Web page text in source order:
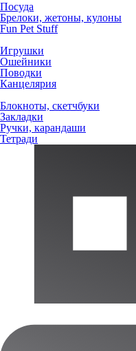
Посуда
Брелоки, жетоны, кулоны
Fun Pet Stuff
Игрушки
Ошейники
Поводки
Канцелярия
Блокноты, скетчбуки
Закладки
Ручки, карандаши
Тетради